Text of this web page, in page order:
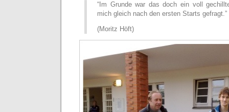
“Im Grunde war das doch ein voll
mich gleich nach den ersten Starts gefragt.”
(Moritz Höft)